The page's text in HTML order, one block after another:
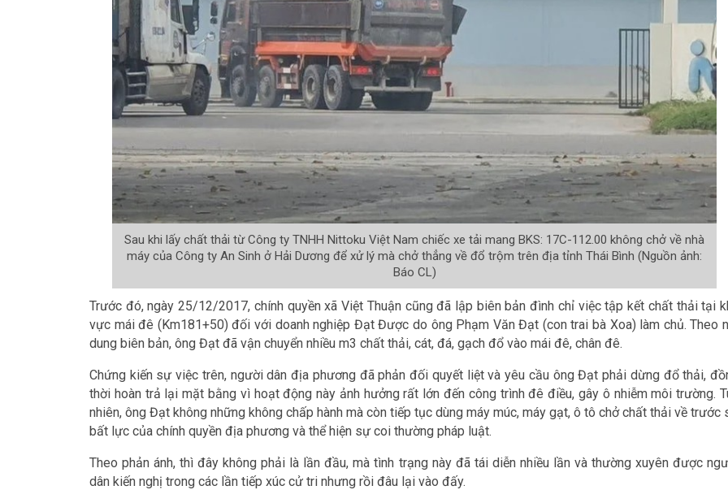
Sau khi lấy chất thải từ Công ty TNHH Nittoku Việt Nam chiếc xe tải mang BKS: 17C-112.00 không chở về nhà
máy của Công ty An Sinh ở Hải Dương để xử lý mà chở thẳng về đổ trộm trên địa tỉnh Thái Bình (Nguồn ảnh:
Báo CL)
Trước đó, ngày 25/12/2017, chính quyền xã Việt Thuận cũng đã lập biên bản đình chỉ việc tập kết chất thải tại
vực mái đê (Km181+50) đối với doanh nghiệp Đạt Được do ông Phạm Văn Đạt (con trai bà Xoa) làm chủ. Theo
dung biên bản, ông Đạt đã vận chuyển nhiều m3 chất thải, cát, đá, gạch đổ vào mái đê, chân đê.
Chứng kiến sự việc trên, người dân địa phương đã phản đối quyết liệt và yêu cầu ông Đạt phải dừng đổ thải,
thời hoàn trả lại mặt bằng vì hoạt động này ảnh hưởng rất lớn đến công trình đê điều, gây ô nhiễm môi trường.
nhiên, ông Đạt không những không chấp hành mà còn tiếp tục dùng máy múc, máy gạt, ô tô chở chất thải về trước
bất lực của chính quyền địa phương và thể hiện sự coi thường pháp luật.
Theo phản ánh, thì đây không phải là lần đầu, mà tình trạng này đã tái diễn nhiều lần và thường xuyên được
dân kiến nghị trong các lần tiếp xúc cử tri nhưng rồi đâu lại vào đấy.